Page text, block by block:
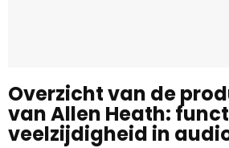
Overzicht van de
van Allen Heath:
veelzijdigheid in